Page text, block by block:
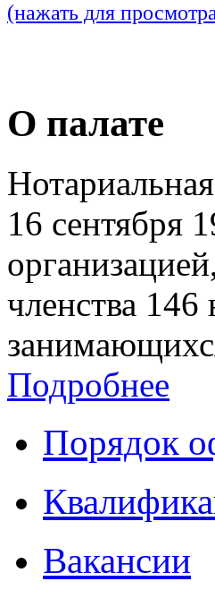
(нажать для
О палате
16 сентября
членства 146
Подробнее
Порядок
Вакансии